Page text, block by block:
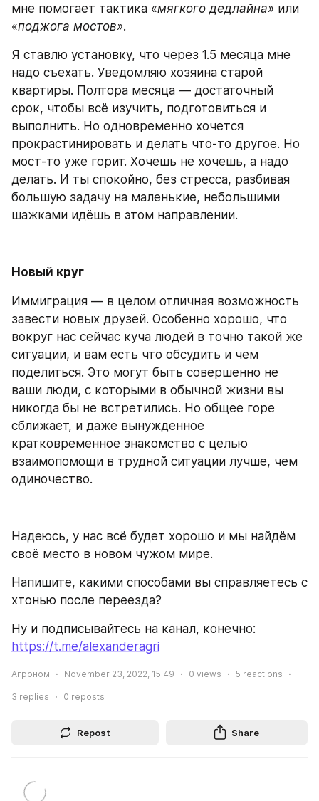
мне помогает тактика «мягкого дедлайна» или
«поджога мостов».
Я ставлю установку, что через 1.5 месяца мне
надо съехать. Уведомляю хозяина старой
квартиры. Полтора месяца — достаточный
срок, чтобы всё изучить, подготовиться и
выполнить. Но одновременно хочется
прокрастинировать и делать что-то другое. Но
мост-то уже горит. Хочешь не хочешь, а надо
делать. И ты спокойно, без стресса, разбивая
большую задачу на маленькие, небольшими
шажками идёшь в этом направлении.
Новый круг
Иммиграция — в целом отличная возможность
завести новых друзей. Особенно хорошо, что
вокруг нас сейчас куча людей в точно такой же
ситуации, и вам есть что обсудить и чем
поделиться. Это могут быть совершенно не
ваши люди, с которыми в обычной жизни вы
никогда бы не встретились. Но общее горе
сближает, и даже вынужденное
кратковременное знакомство с целью
взаимопомощи в трудной ситуации лучше, чем
одиночество.
Надеюсь, у нас всё будет хорошо и мы найдём
своё место в новом чужом мире.
Напишите, какими способами вы справляетесь с
хтонью после переезда?
https://t.me/alexanderagri
Агроном November 23, 2022, 15:49 0 views 5 reactions
3 replies 0 reposts
Repost Share